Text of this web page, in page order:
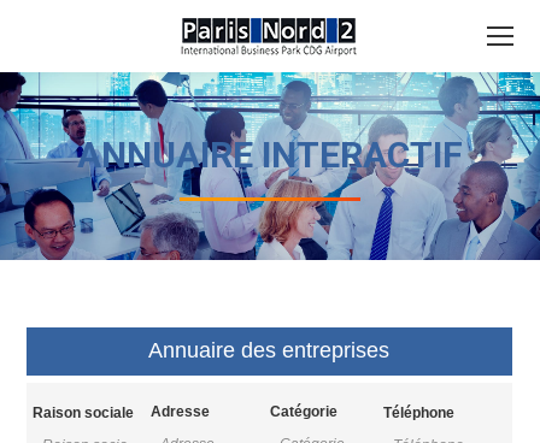
ANNUAIRE INTERACTIF